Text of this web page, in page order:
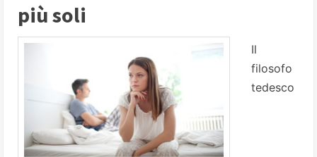
più soli
Il
filosofo
tedesco